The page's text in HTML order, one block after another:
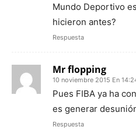
Mundo Deportivo
hicieron antes?
Respuesta
Mr flopping
10 noviembre 2015 En
Pues FIBA ya ha
es generar
Respuesta